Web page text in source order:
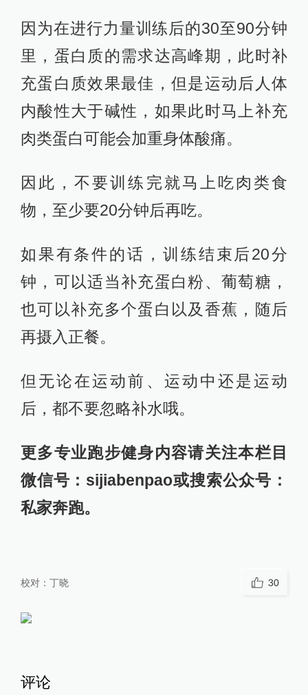
因为在进行力量训练后的30至90分钟
里，蛋白质的需求达高峰期，此时补
充蛋白质效果最佳，但是运动后人体
内酸性大于碱性，如果此时马上补充
肉类蛋白可能会加重身体酸痛。
因此，不要训练完就马上吃肉类食
物，至少要20分钟后再吃。
如果有条件的话，训练结束后20分
钟，可以适当补充蛋白粉、葡萄糖，
也可以补充多个蛋白以及香蕉，随后
再摄入正餐。
但无论在运动前、运动中还是运动
后，都不要忽略补水哦。
更多专业跑步健身内容请关注本栏目
微信号：sijiabenpao或搜索公众号：
私家奔跑。
校对： 丁晓 30
评论